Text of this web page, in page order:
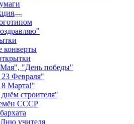
конверты
"День победы"
Февраля"
Марта!"
строителя"
СССР
учителя